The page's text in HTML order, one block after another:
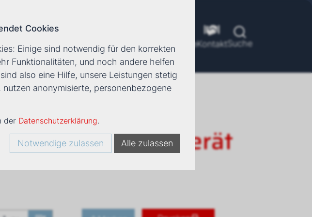
ToolsUnternehmen KarriereKontaktSuche
DXC 63+2 Truhengerät
Cookies
Einige sind notwendig für den korrekten
Funktionalitäten, und noch andere helfen
also eine Hilfe, unsere Leistungen stetig
anonymisierte, personenbezogene
der Datenschutzerklärung.
Notwendige zulassen Alle zulassen